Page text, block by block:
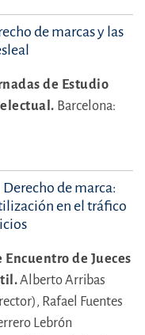
de marcas y las
de Estudio
Barcelona:
de marca:
en el tráfico
Encuentro de Jueces
Alberto Arribas
Rafael Fuentes
Lebrón